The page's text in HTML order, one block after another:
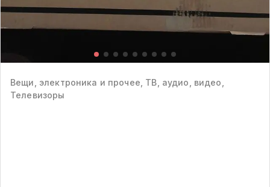
Вещи, электроника и прочее, ТВ, аудио, видео,
Телевизоры